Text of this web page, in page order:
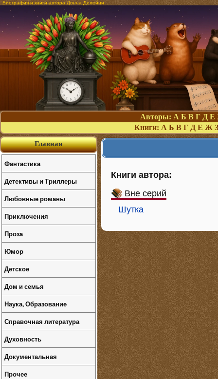
Биография и книги автора Донна Делейни
Авторы: А Б В Г Д Е
Книги: А Б В Г Д Е Ж З
Книги автора:
Вне серий
Шутка
Главная
Фантастика
Детективы и Триллеры
Любовные романы
Приключения
Проза
Юмор
Детское
Дом и семья
Наука, Образование
Справочная литература
Духовность
Документальная
Прочее